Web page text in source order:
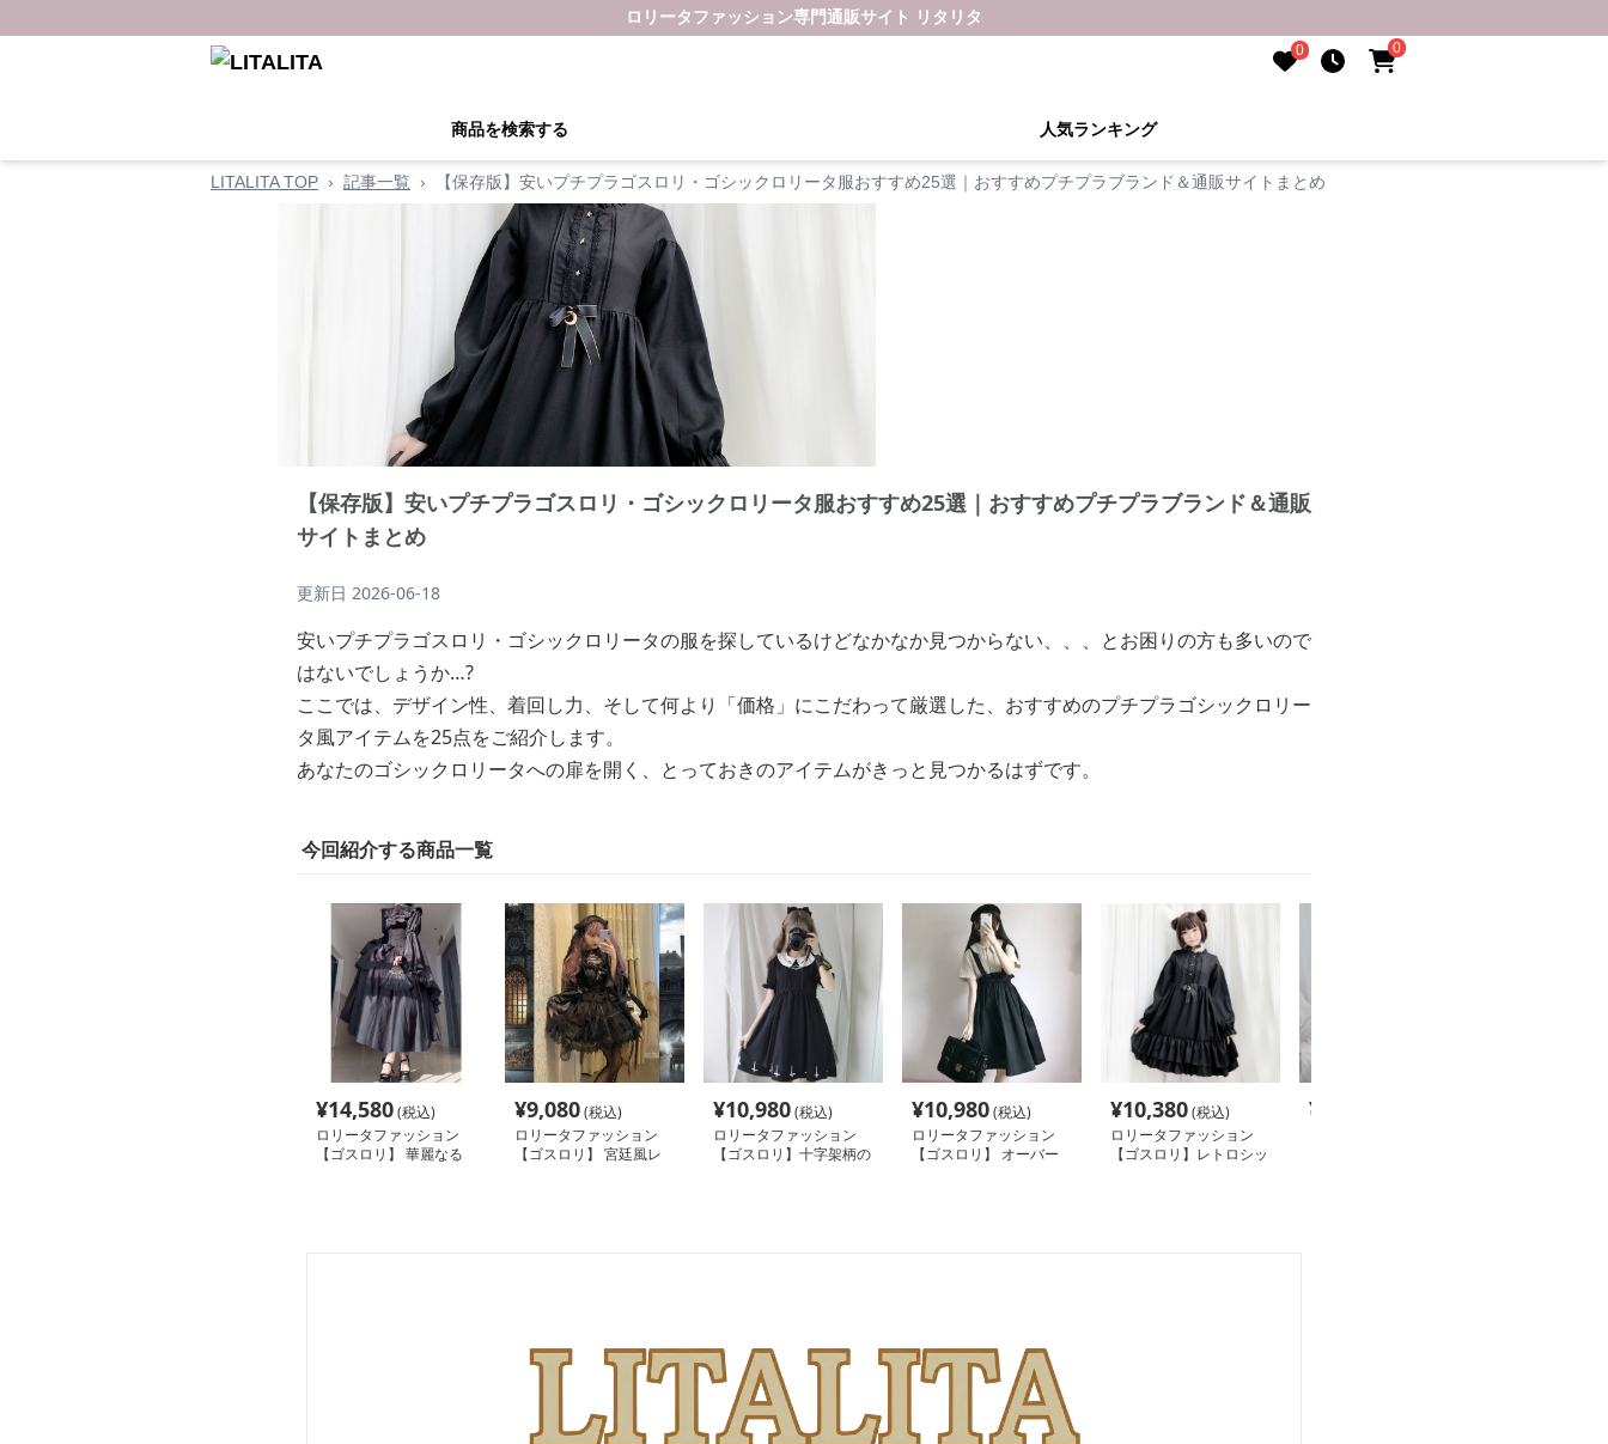
ロリータファッション専門通販サイト リタリタ
0 0
商品を検索する 人気ランキング
LITALITA TOP › 記事一覧 › 【保存版】安いプチプラゴスロリ・ゴシックロリータ服おすすめ25選｜おすすめプチプラブランド＆通販サイトまとめ
【保存版】安いプチプラゴスロリ・ゴシックロリータ服おすすめ25選｜おすすめプチプラブランド＆通販
サイトまとめ
更新日 2026-06-18
安いプチプラゴスロリ・ゴシックロリータの服を探しているけどなかなか見つからない、、、とお困りの方も多いので
はないでしょうか…?
ここでは、デザイン性、着回し力、そして何より「価格」にこだわって厳選した、おすすめのプチプラゴシックロリー
タ風アイテムを25点をご紹介します。
あなたのゴシックロリータへの扉を開く、とっておきのアイテムがきっと見つかるはずです。
今回紹介する商品一覧
¥14,580(税込)
ロリータファッション
【ゴスロリ】 華麗なる
¥9,080(税込)
ロリータファッション
【ゴスロリ】 宮廷風レ
¥10,980(税込)
ロリータファッション
【ゴスロリ】十字架柄の
¥10,980(税込)
ロリータファッション
【ゴスロリ】 オーバー
¥10,380(税込)
ロリータファッション
【ゴスロリ】レトロシッ
¥